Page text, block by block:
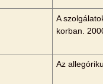
A
korban.
Az